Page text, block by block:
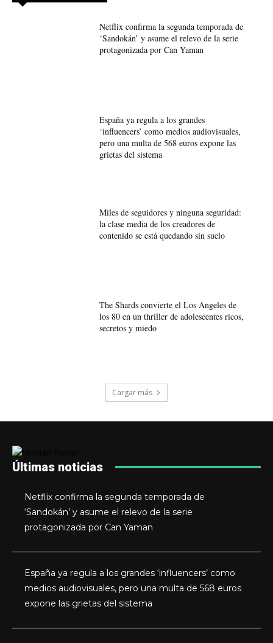
Netflix confirma la segunda temporada de
‘Sandokán’ y asume el relevo de la serie
protagonizada por Can Yaman
España ya regula a los grandes
‘influencers’ como medios audiovisuales,
pero una multa de 568 euros expone las
grietas del sistema
Miles de seguidores y ninguna seguridad:
la clase media de los creadores de
contenido se está quedando sin suelo
The Shards convierte el Los Ángeles de
los 80 en un thriller de adolescentes ricos,
secretos y miedo
Cargar más
Últimas noticias
Netflix confirma la segunda temporada de
‘Sandokán’ y asume el relevo de la serie
protagonizada por Can Yaman
España ya regula a los grandes ‘influencers’ como
medios audiovisuales, pero una multa de 568 euros
expone las grietas del sistema